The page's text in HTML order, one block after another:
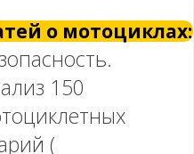
о мотоциклах:
150
(